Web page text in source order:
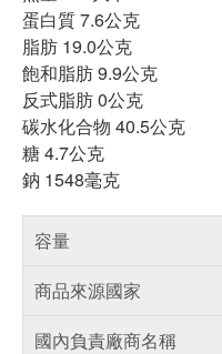
蛋白質 7.6公克
脂肪 19.0公克
飽和脂肪 9.9公克
反式脂肪 0公克
碳水化合物 40.5公克
糖 4.7公克
鈉 1548毫克
容量
商品來源國家
國內負責廠商名稱